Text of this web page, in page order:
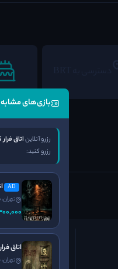
فضا سازی
5
/5
بازی‌های مشابه
رزرو آنلایناتاق
رزرو کنید:
AD
اتاق